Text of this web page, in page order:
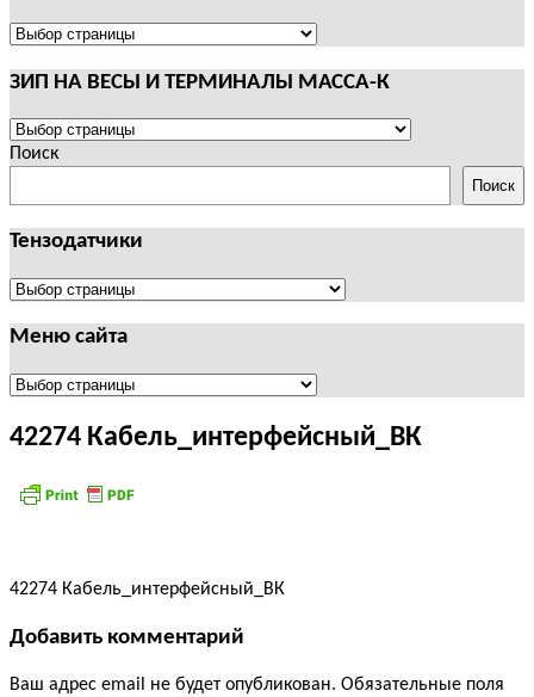
ТЕРМИНАЛЫ
ПОЛЕЗНАЯ
ЗИП НА ВЕСЫ И ТЕРМИНАЛЫ МАССА-К
ЗИП
НА
И
ТЕРМИНАЛЫ
МАССА-
Поиск
Поиск
Тензодатчики
Тензодатчики
Меню сайта
Меню
42274 Кабель_интерфейсный_ВК
42274 Кабель_интерфейсный_ВК
Добавить комментарий
Ваш адрес email не будет опубликован. Обязательные поля